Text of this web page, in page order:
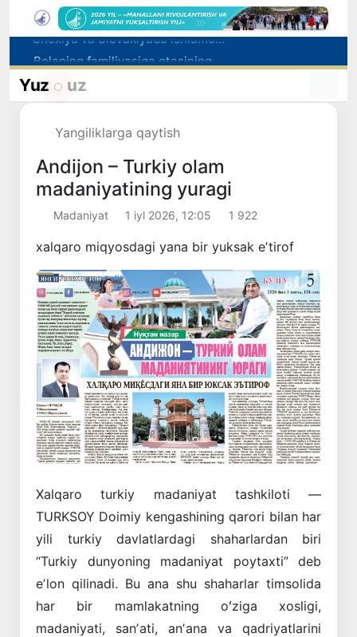
Behruz Karimov faoliyatini Shveytsariyaning «Lugano» klubida davom ettiradi
Yuz uz
Yangiliklarga qaytish
Andijon – Turkiy olam
madaniyatining yuragi
Madaniyat 1 iyl 2026, 12:05 1 922
xalqaro miqyosdagi yana bir yuksak eʼtirof
Xalqaro turkiy madaniyat tashkiloti —
TURKSOY Doimiy kengashining qarori bilan har
yili turkiy davlatlardagi shaharlardan biri
“Turkiy dunyoning madaniyat poytaxti” deb
eʼlon qilinadi. Bu ana shu shaharlar timsolida
har bir mamlakatning oʻziga xosligi,
madaniyati, sanʼati, anʼana va qadriyatlarini